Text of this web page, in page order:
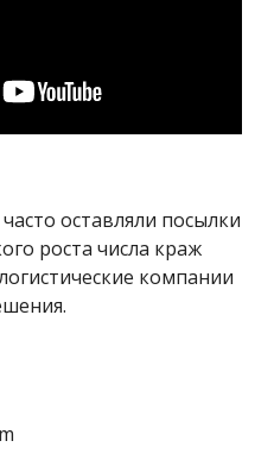
оставляли посылки
роста числа краж
компании